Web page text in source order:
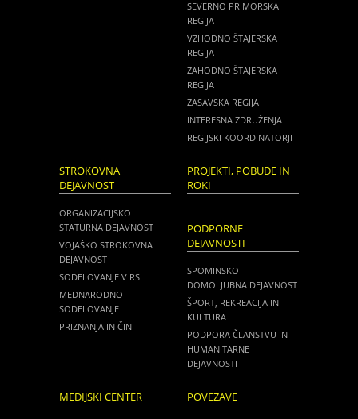
SEVERNO PRIMORSKA
REGIJA
VZHODNO ŠTAJERSKA
REGIJA
ZAHODNO ŠTAJERSKA
REGIJA
ZASAVSKA REGIJA
INTERESNA ZDRUŽENJA
REGIJSKI KOORDINATORJI
STROKOVNA
DEJAVNOST
ORGANIZACIJSKO
STATURNA DEJAVNOST
VOJAŠKO STROKOVNA
DEJAVNOST
SODELOVANJE V RS
MEDNARODNO
SODELOVANJE
PRIZNANJA IN ČINI
PROJEKTI, POBUDE IN
ROKI
PODPORNE
DEJAVNOSTI
SPOMINSKO
DOMOLJUBNA DEJAVNOST
ŠPORT, REKREACIJA IN
KULTURA
PODPORA ČLANSTVU IN
HUMANITARNE
DEJAVNOSTI
MEDIJSKI CENTER POVEZAVE